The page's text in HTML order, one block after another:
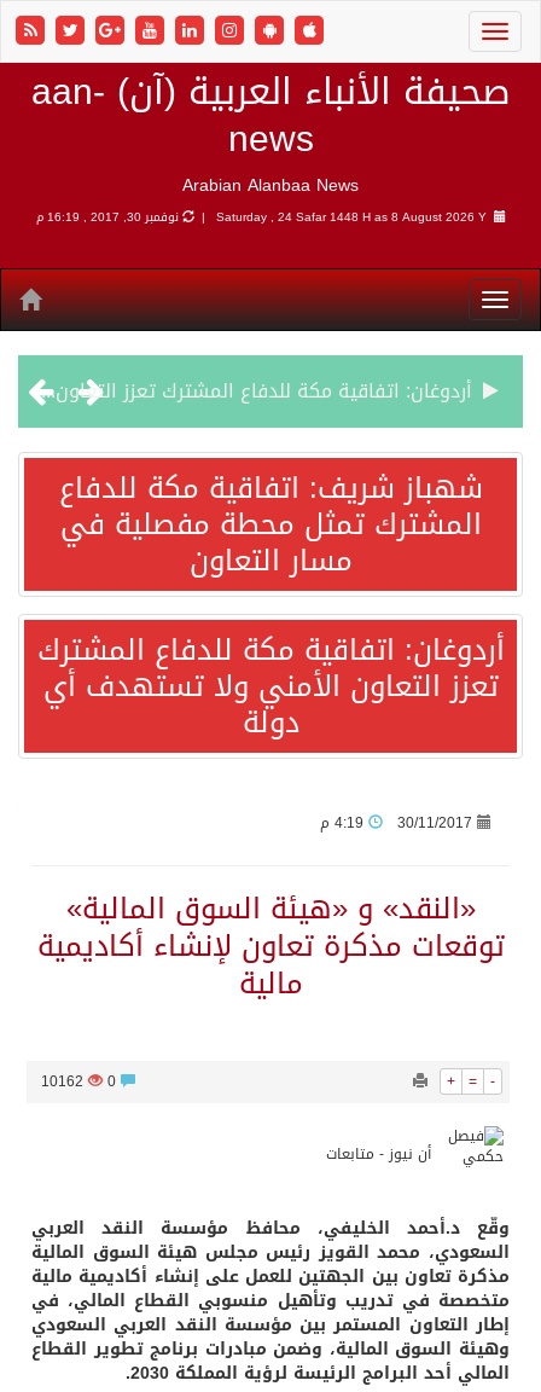
صحيفة الأنباء العربية (آن) aan-
news
Arabian Alanbaa News
Saturday , 24 Safar 1448 H as8 August 2026 Y | نوفمبر 30, 2017 , 16:19 م
أردوغان: اتفاقية مكة للدفاع المشترك تعزز التعاون الأمني ولا تستهدف أي دولة
سمو وزير الخارجية : اتفاقية مكة تعكس الإرادة السياسية لحماية أمن المنطقة
قفزة عالمية جديدة لتخصصات «الإعلام» بالأكاديمية العربية هيئة AQAS الألمانية تمنح برامج الإعلام بالأكاديمية العربية الاعتماد غير المشروط وفق المعايير الأوروبية..
وزير الخارجية السعودي: جميع إجراءات إسرائيل الأحادية في أراضي فلسطين باطلة
شهباز شريف: اتفاقية مكة للدفاع
المشترك تمثل محطة مفصلية في
مسار التعاون
أردوغان: اتفاقية مكة للدفاع المشترك
تعزز التعاون الأمني ولا تستهدف أي
دولة
30/11/2017
«النقد» و «هيئة السوق المالية»
توقعات مذكرة تعاون لإنشاء أكاديمية
مالية
+ = -
10162
أن نيوز - متابعات
وقّع د.أحمد الخليفي، محافظ مؤسسة النقد العربي
السعودي، محمد القويز رئيس مجلس هيئة السوق المالية
مذكرة تعاون بين الجهتين للعمل على إنشاء أكاديمية مالية
متخصصة في تدريب وتأهيل منسوبي القطاع المالي، في
إطار التعاون المستمر بين مؤسسة النقد العربي السعودي
وهيئة السوق المالية، وضمن مبادرات برنامج تطوير القطاع
المالي أحد البرامج الرئيسة لرؤية المملكة 2030.